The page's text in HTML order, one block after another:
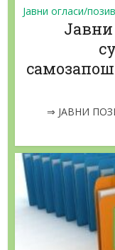
Јавни огласи/
Jaвни
⇒ ЈАВНИ